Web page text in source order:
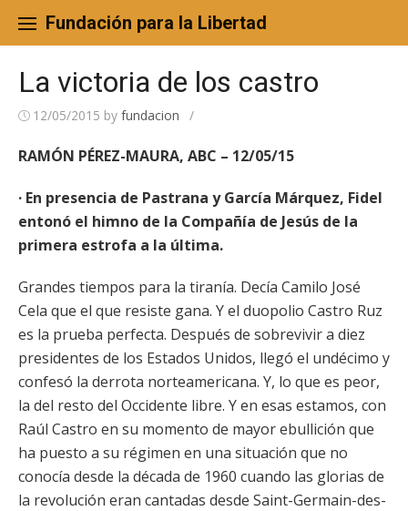
content
Fundación para la Libertad
La victoria de los castro
12/05/2015 by fundacion /
RAMÓN PÉREZ-MAURA, ABC – 12/05/15
· En presencia de Pastrana y García Márquez, Fidel
entonó el himno de la Compañía de Jesús de la
primera estrofa a la última.
Grandes tiempos para la tiranía. Decía Camilo José
Cela que el que resiste gana. Y el duopolio Castro Ruz
es la prueba perfecta. Después de sobrevivir a diez
presidentes de los Estados Unidos, llegó el undécimo y
confesó la derrota norteamericana. Y, lo que es peor,
la del resto del Occidente libre. Y en esas estamos, con
Raúl Castro en su momento de mayor ebullición que
ha puesto a su régimen en una situación que no
conocía desde la década de 1960 cuando las glorias de
la revolución eran cantadas desde Saint-Germain-des-